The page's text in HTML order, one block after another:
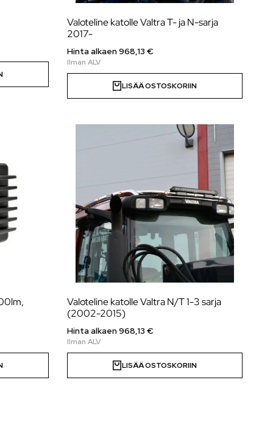
Valoteline katolle Valtra T- ja N-sarja
2017-
Hinta alkaen968,13 €
LISÄÄ OSTOSKORIIN
Valoteline katolle Valtra N/T 1-3 sarja
(2002-2015)
Hinta alkaen968,13 €
LISÄÄ OSTOSKORIIN